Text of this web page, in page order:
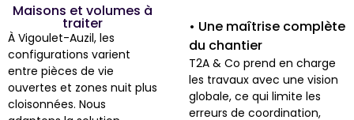
Maisons et volumes à
traiter
À Vigoulet-Auzil, les
configurations varient
entre pièces de vie
ouvertes et zones nuit plus
cloisonnées. Nous
• Une maîtrise complète
du chantier
T2A & Co prend en charge
les travaux avec une vision
globale, ce qui limite les
erreurs de coordination,